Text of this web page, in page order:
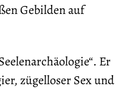
Gebilden auf
Er
zügelloser Sex und